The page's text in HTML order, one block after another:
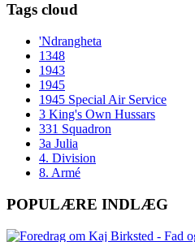
Tags cloud
'Ndrangheta
1348
1943
1945
1945 Special Air Service
3 King's Own Hussars
331 Squadron
3a Julia
4. Division
8. Armé
POPULÆRE INDLÆG